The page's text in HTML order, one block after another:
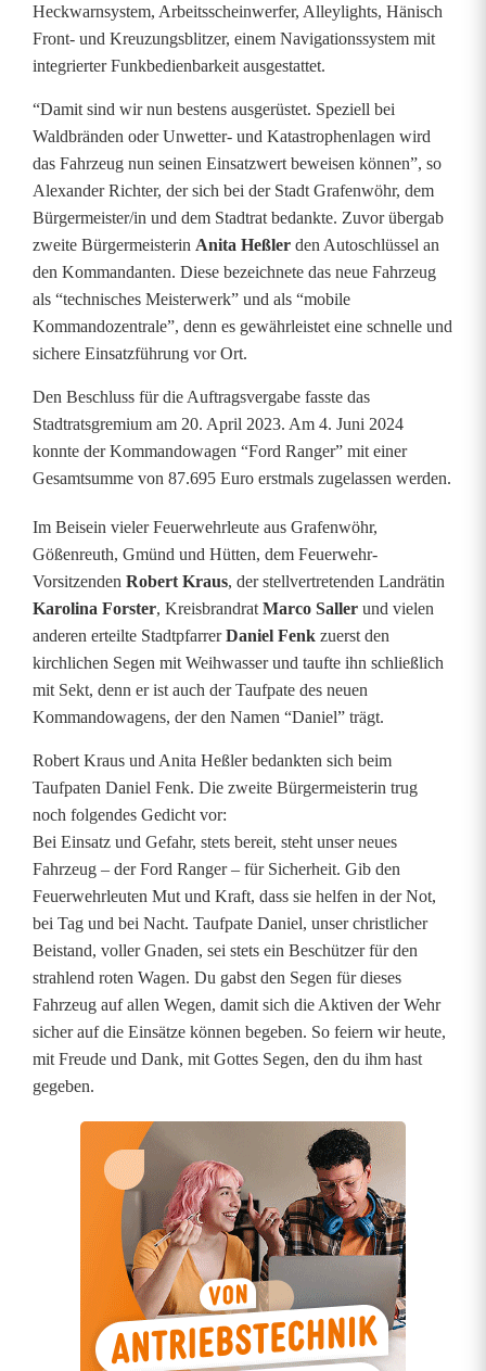
e
r
F
e
u
e
r
w
e
h
r
w
i
r
d
a
u
f
D
a
n
i
e
l
g
e
t
Heckwarnsystem, Arbeitsscheinwerfer, Alleylights, Hänisch
Front- und Kreuzungsblitzer, einem Navigationssystem mit
integrierter Funkbedienbarkeit ausgestattet.
“Damit sind wir nun bestens ausgerüstet. Speziell bei
Waldbränden oder Unwetter- und Katastrophenlagen wird
das Fahrzeug nun seinen Einsatzwert beweisen können”, so
Alexander Richter, der sich bei der Stadt Grafenwöhr, dem
Bürgermeister/in und dem Stadtrat bedankte. Zuvor übergab
zweite Bürgermeisterin Anita Heßler den Autoschlüssel an
den Kommandanten. Diese bezeichnete das neue Fahrzeug
als “technisches Meisterwerk” und als “mobile
Kommandozentrale”, denn es gewährleistet eine schnelle und
sichere Einsatzführung vor Ort.
Den Beschluss für die Auftragsvergabe fasste das
Stadtratsgremium am 20. April 2023. Am 4. Juni 2024
konnte der Kommandowagen “Ford Ranger” mit einer
Gesamtsumme von 87.695 Euro erstmals zugelassen werden.
Im Beisein vieler Feuerwehrleute aus Grafenwöhr,
Gößenreuth, Gmünd und Hütten, dem Feuerwehr-
Vorsitzenden Robert Kraus, der stellvertretenden Landrätin
Karolina Forster, Kreisbrandrat Marco Saller und vielen
anderen erteilte StadtpfarrerDaniel Fenk zuerst den
kirchlichen Segen mit Weihwasser und taufte ihn schließlich
mit Sekt, denn er ist auch der Taufpate des neuen
Kommandowagens, der den Namen “Daniel” trägt.
Robert Kraus und Anita Heßler bedankten sich beim
Taufpaten Daniel Fenk. Die zweite Bürgermeisterin trug
noch folgendes Gedicht vor:
Bei Einsatz und Gefahr, stets bereit, steht unser neues
Fahrzeug – der Ford Ranger – für Sicherheit. Gib den
Feuerwehrleuten Mut und Kraft, dass sie helfen in der Not,
bei Tag und bei Nacht. Taufpate Daniel, unser christlicher
Beistand, voller Gnaden, sei stets ein Beschützer für den
strahlend roten Wagen. Du gabst den Segen für dieses
Fahrzeug auf allen Wegen, damit sich die Aktiven der Wehr
sicher auf die Einsätze können begeben. So feiern wir heute,
mit Freude und Dank, mit Gottes Segen, den du ihm hast
gegeben.